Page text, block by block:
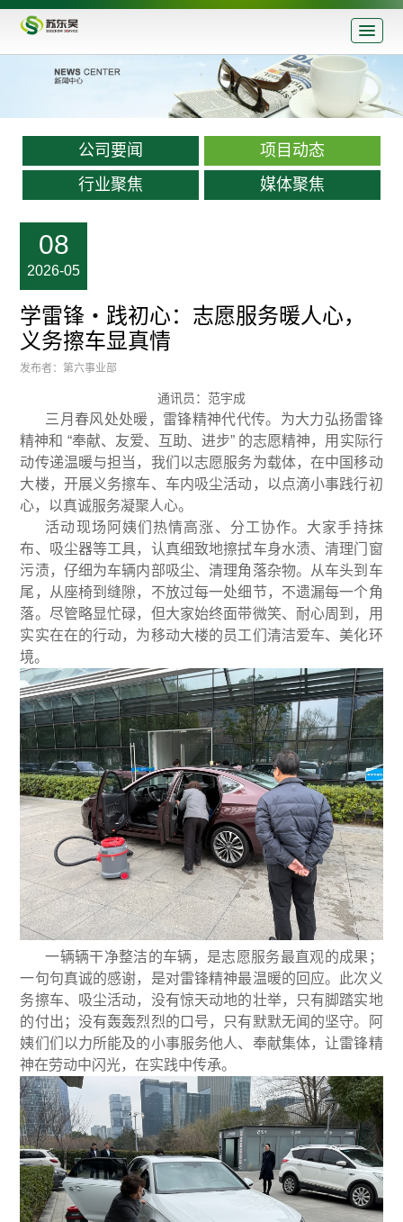
公司要闻
项目动态
行业聚焦
媒体聚焦
08
2026-05
学雷锋・践初心：志愿服务暖人心，
义务擦车显真情
发布者：第六事业部
通讯员：范宇成
三月春风处处暖，雷锋精神代代传。为大力弘扬雷锋
精神和 “奉献、友爱、互助、进步” 的志愿精神，用实际行
动传递温暖与担当，我们以志愿服务为载体，在中国移动
大楼，开展义务擦车、车内吸尘活动，以点滴小事践行初
心，以真诚服务凝聚人心。
活动现场阿姨们热情高涨、分工协作。大家手持抹
布、吸尘器等工具，认真细致地擦拭车身水渍、清理门窗
污渍，仔细为车辆内部吸尘、清理角落杂物。从车头到车
尾，从座椅到缝隙，不放过每一处细节，不遗漏每一个角
落。尽管略显忙碌，但大家始终面带微笑、耐心周到，用
实实在在的行动，为移动大楼的员工们清洁爱车、美化环
境。
一辆辆干净整洁的车辆，是志愿服务最直观的成果；
一句句真诚的感谢，是对雷锋精神最温暖的回应。此次义
务擦车、吸尘活动，没有惊天动地的壮举，只有脚踏实地
的付出；没有轰轰烈烈的口号，只有默默无闻的坚守。阿
姨们们以力所能及的小事服务他人、奉献集体，让雷锋精
神在劳动中闪光，在实践中传承。